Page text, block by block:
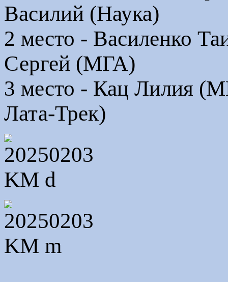
Василий (Наука)
2 место - Василенко
Сергей (МГА)
3 место - Кац Лилия
Лата-Трек)